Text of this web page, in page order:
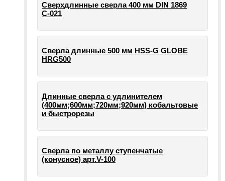
Сверхдлинные сверла 400 мм DIN 1869
С-021
Сверла длинные 500 мм HSS-G GLOBE
HRG500
Длинные сверла с удлинителем
(400мм;600мм;720мм;920мм) кобальтовые
и быстрорезы
Сверла по металлу ступенчатые
(конусное) арт.V-100